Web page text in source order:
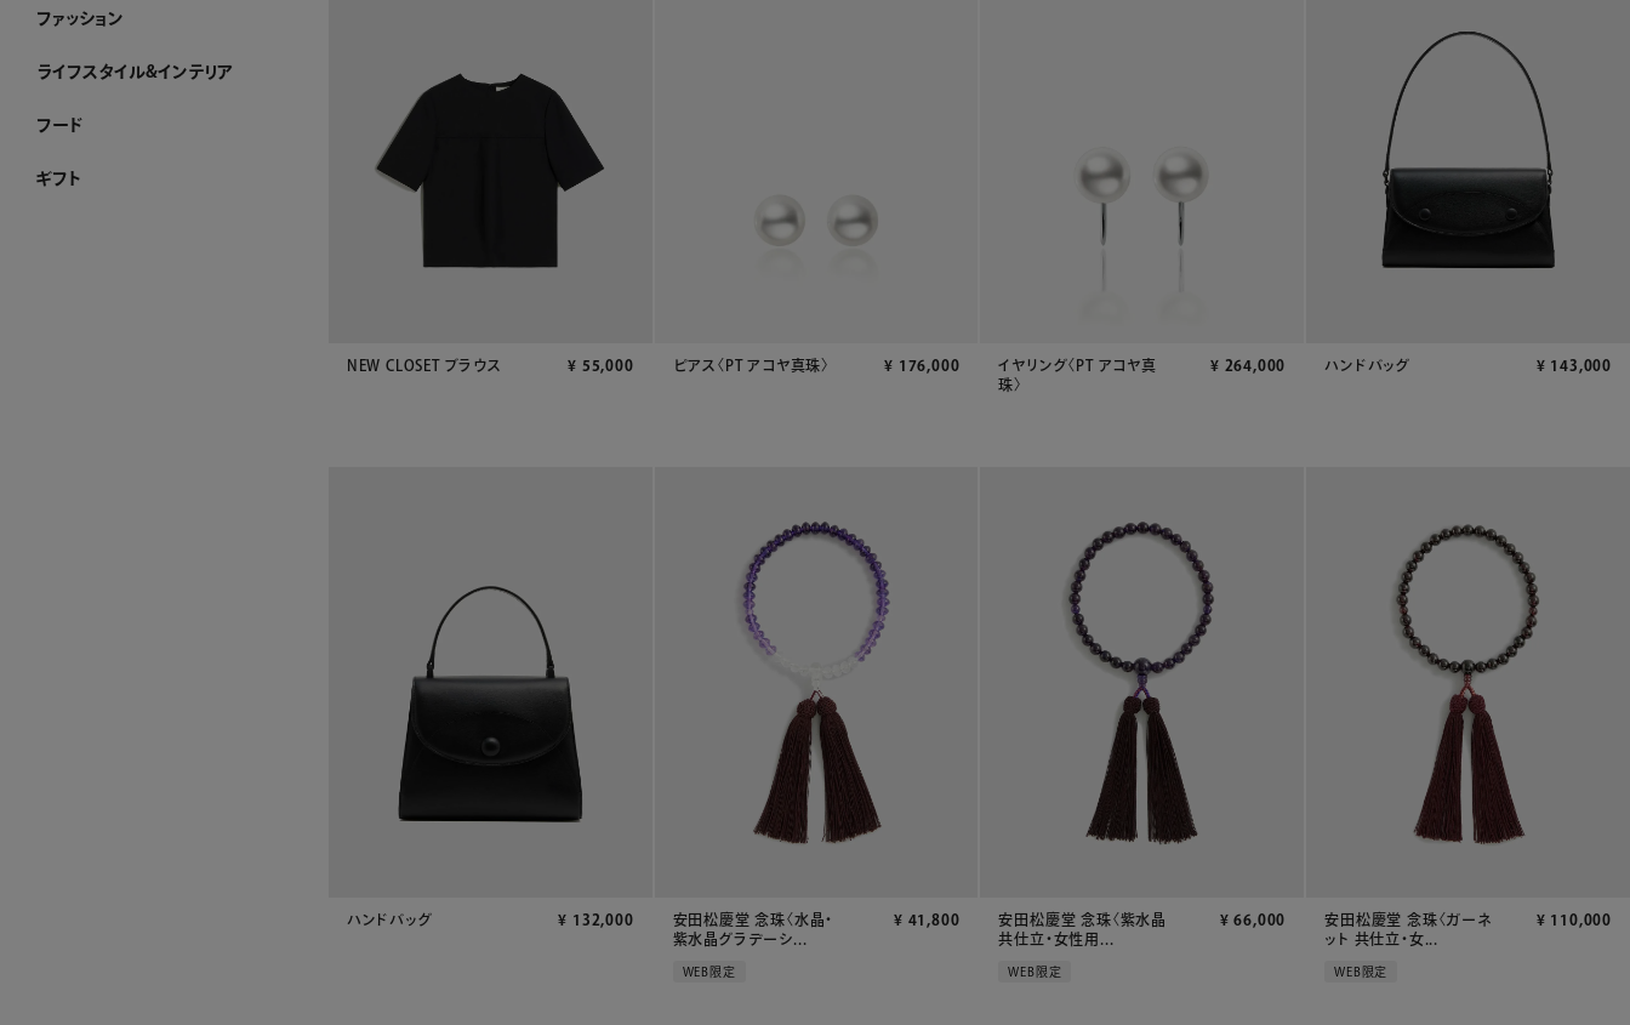
ファッション
ファッション ホーム
PURE CRAFT
NEW CLOSET
レディースアパレル
メンズアパレル
ストール・マフラー・スカーフ
ハンカチーフ
アクセサリー
その他のファッション雑貨
WEB限定
すべてのファッション
ライフスタイル&インテリア
ライフスタイル&インテリア ホーム
クロック
リビング
ダイニング
ベビーグッズ
その他インテリア雑貨
加工ができるお品
WEB限定
すべてのライフスタイル&インテリア
フード
ギフト
NEW CLOSET ブラウス ¥ 55,000 ピアス〈PT アコヤ真珠〉 ¥ 176,000
イヤリング〈PT アコヤ真
珠〉
¥ 264,000 ハンドバッグ ¥ 143,000
ハンドバッグ ¥ 132,000
安田松慶堂 念珠〈水晶・
紫水晶グラデーシ...
¥ 41,800
WEB限定
安田松慶堂 念珠〈紫水晶
共仕立・女性用...
¥ 66,000
WEB限定
安田松慶堂 念珠〈ガーネ
ット 共仕立・女...
¥ 110,000
WEB限定